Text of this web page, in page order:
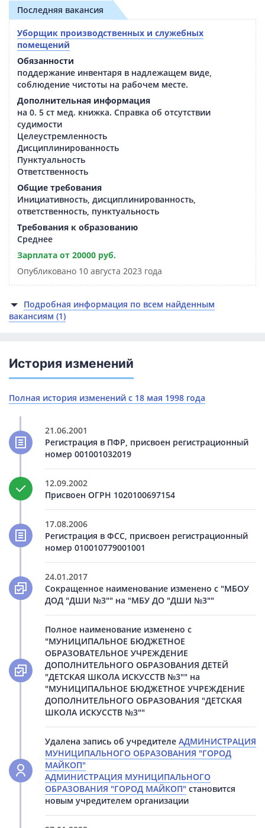
Последняя вакансия
Уборщик производственных и служебных
помещений
Обязанности
поддержание инвентаря в надлежащем виде,
соблюдение чистоты на рабочем месте.
Дополнительная информация
на 0. 5 ст мед. книжка. Справка об отсутствии
судимости
Целеустремленность
Дисциплинированность
Пунктуальность
Ответственность
Общие требования
Инициативность, дисциплинированность,
ответственность, пунктуальность
Требования к образованию
Среднее
Зарплата от 20000 руб.
Опубликовано 10 августа 2023 года
Подробная информация по всем найденным
вакансиям (1)
История изменений
Полная история изменений с 18 мая 1998 года
21.06.2001
Регистрация в ПФР, присвоен регистрационный
номер 001001032019
12.09.2002
Присвоен ОГРН 1020100697154
17.08.2006
Регистрация в ФСС, присвоен регистрационный
номер 010010779001001
24.01.2017
Сокращенное наименование изменено с "МБОУ
ДОД "ДШИ №3"" на "МБУ ДО "ДШИ №3""
Полное наименование изменено с
"МУНИЦИПАЛЬНОЕ БЮДЖЕТНОЕ
ОБРАЗОВАТЕЛЬНОЕ УЧРЕЖДЕНИЕ
ДОПОЛНИТЕЛЬНОГО ОБРАЗОВАНИЯ ДЕТЕЙ
"ДЕТСКАЯ ШКОЛА ИСКУССТВ №3"" на
"МУНИЦИПАЛЬНОЕ БЮДЖЕТНОЕ УЧРЕЖДЕНИЕ
ДОПОЛНИТЕЛЬНОГО ОБРАЗОВАНИЯ "ДЕТСКАЯ
ШКОЛА ИСКУССТВ №3""
Удалена запись об учредителе АДМИНИСТРАЦИЯ
МУНИЦИПАЛЬНОГО ОБРАЗОВАНИЯ "ГОРОД
МАЙКОП"
АДМИНИСТРАЦИЯ МУНИЦИПАЛЬНОГО
ОБРАЗОВАНИЯ "ГОРОД МАЙКОП" становится
новым учредителем организации